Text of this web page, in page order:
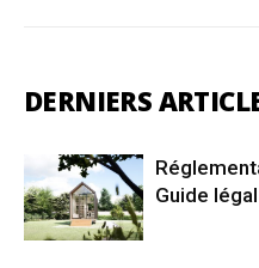
DERNIERS
Guide